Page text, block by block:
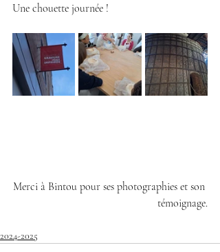
Une chouette journée !
Merci à Bintou pour ses photographies et son
témoignage.
2024-2025